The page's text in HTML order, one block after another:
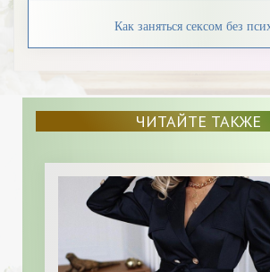
Как заняться сексом без
ЧИТАЙТЕ ТАКЖЕ